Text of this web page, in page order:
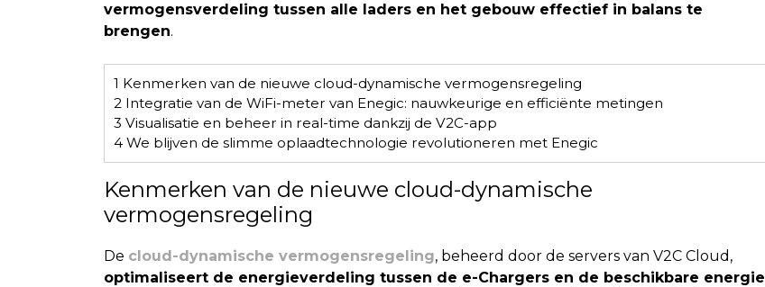
vermogensverdeling tussen alle laders en het gebouw effectief in balans te
brengen.
1 Kenmerken van de nieuwe cloud-dynamische vermogensregeling
2Integratie van de WiFi-meter van Enegic: nauwkeurige en efficiënte metingen
3 Visualisatie en beheer in real-time dankzij de V2C-app
4We blijven de slimme oplaadtechnologie revolutioneren met Enegic
Kenmerken van de nieuwe cloud-dynamische
vermogensregeling
De cloud-dynamische vermogensregeling, beheerd door de servers van V2C Cloud,
optimaliseert de energieverdeling tussen de e-Chargers en de beschikbare energie